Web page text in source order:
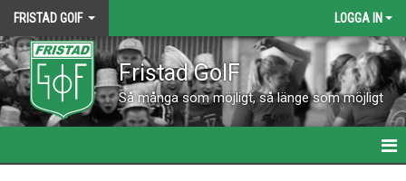
FRISTAD GOIF LOGGA IN
Fristad GoIF
Så många som möjligt, så länge som möjligt